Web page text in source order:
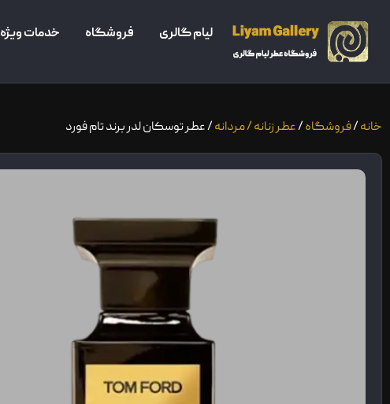
لیام گالری فروشگاه خدمات ویژه
خانه/فروشگاه/عطر زنانه / مردانه/ عطر توسکان لدر برند تام فورد